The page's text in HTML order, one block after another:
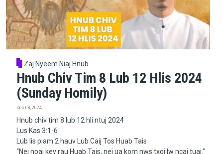
Zaj Nyeem Niaj Hnub
Hnub Chiv Tim 8 Lub 12 Hlis 2024
(Sunday Homily)
Dec 08, 2024
Hnub chiv tim 8 lub 12 hli ntuj 2024
Lus Kas 3:1-6
Lub lis piam 2 hauv Lub Caij Tos Huab Tais
“Nej npaj kev rau Huab Tais, nej ua kom nws txoj lw ncaj tuaj.”